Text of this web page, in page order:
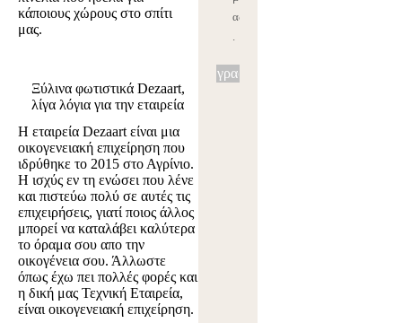
κάποιους χώρους στο σπίτι
μας.
Ξύλινα φωτιστικά Dezaart,
λίγα λόγια για την εταιρεία
Η εταιρεία Dezaart είναι μια
οικογενειακή επιχείρηση που
ιδρύθηκε το 2015 στο Αγρίνιο.
Η ισχύς εν τη ενώσει που λένε
και πιστεύω πολύ σε αυτές τις
επιχειρήσεις, γιατί ποιος άλλος
μπορεί να καταλάβει καλύτερα
το όραμα σου απο την
οικογένεια σου. Άλλωστε
όπως έχω πει πολλές φορές και
η δική μας Τεχνική Εταιρεία,
είναι οικογενειακή επιχείρηση.
Εγγραφή
ας
.